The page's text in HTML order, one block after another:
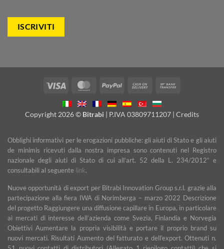
Visa MasterCardPayPal
Cash
Delivery
Copyright 2026 © Bitrabi | P.IVA 03809711207 | Credits
Obblighi informativi per le erogazioni pubbliche: gli aiuti di Stato e gli aiuti
de minimis ricevuti dalla nostra impresa sono contenuti nel Registro
nazionale degli aiuti di Stato di cui all’art. 52 della L. 234/2012” e
consultabili al seguente link.
Nuove opportunità di export per Bitrabi Innovation Group s.r.l. grazie alla
partecipazione alla fiera IWA di Norimberga – marzo 2022 Descrizione
del progetto Raggiungere una diffusione capillare in Europa, in particolare
ai mercati di interesse dell’azienda come Svezia, Finlandia e Norvegia
Obiettivi Aumentare la propria visibilità e portare il proprio brand su
nuovi mercati. Risultati Aumento del fatturato e dell’export. Ottenuti n.